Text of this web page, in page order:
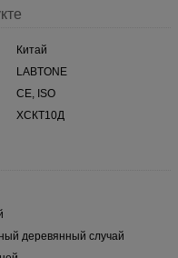
Китай
LABTONE
CE, ISO
ХСКТ10Д
деревянный случай